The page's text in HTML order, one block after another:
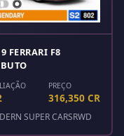
FERRARI F8
PREÇO
316,350 CR
SUPER CARSRWD